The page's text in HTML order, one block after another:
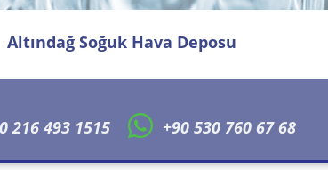
Altındağ Soğuk Hava Deposu
216 493 1515 +90 530 760 67 68